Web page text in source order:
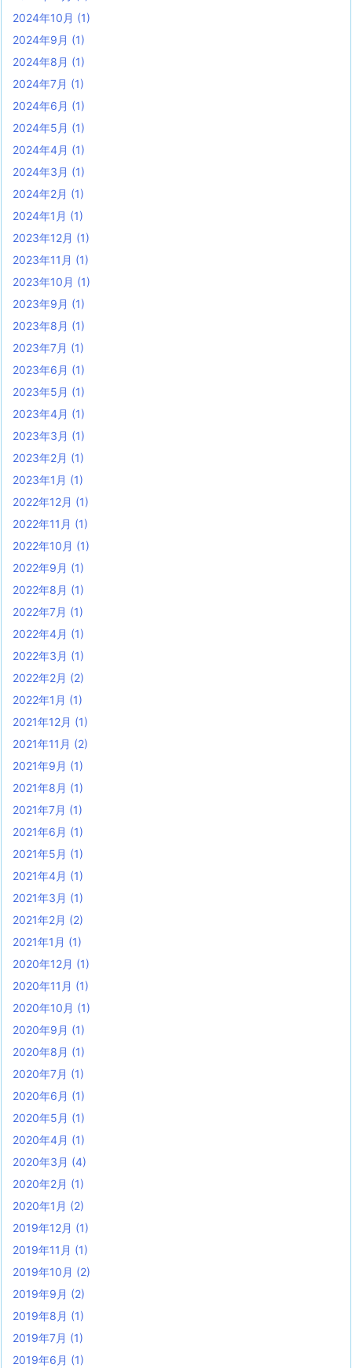
2024年10月 (1)
2024年9月 (1)
2024年8月 (1)
2024年7月 (1)
2024年6月 (1)
2024年5月 (1)
2024年4月 (1)
2024年3月 (1)
2024年2月 (1)
2024年1月 (1)
2023年12月 (1)
2023年11月 (1)
2023年10月 (1)
2023年9月 (1)
2023年8月 (1)
2023年7月 (1)
2023年6月 (1)
2023年5月 (1)
2023年4月 (1)
2023年3月 (1)
2023年2月 (1)
2023年1月 (1)
2022年12月 (1)
2022年11月 (1)
2022年10月 (1)
2022年9月 (1)
2022年8月 (1)
2022年7月 (1)
2022年4月 (1)
2022年3月 (1)
2022年2月 (2)
2022年1月 (1)
2021年12月 (1)
2021年11月 (2)
2021年9月 (1)
2021年8月 (1)
2021年7月 (1)
2021年6月 (1)
2021年5月 (1)
2021年4月 (1)
2021年3月 (1)
2021年2月 (2)
2021年1月 (1)
2020年12月 (1)
2020年11月 (1)
2020年10月 (1)
2020年9月 (1)
2020年8月 (1)
2020年7月 (1)
2020年6月 (1)
2020年5月 (1)
2020年4月 (1)
2020年3月 (4)
2020年2月 (1)
2020年1月 (2)
2019年12月 (1)
2019年11月 (1)
2019年10月 (2)
2019年9月 (2)
2019年8月 (1)
2019年7月 (1)
2019年6月 (1)